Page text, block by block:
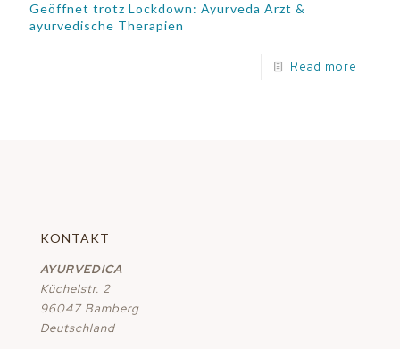
Geöffnet trotz Lockdown: Ayurveda Arzt &
ayurvedische Therapien
Read more
KONTAKT
AYURVEDICA
Küchelstr. 2
96047 Bamberg
Deutschland